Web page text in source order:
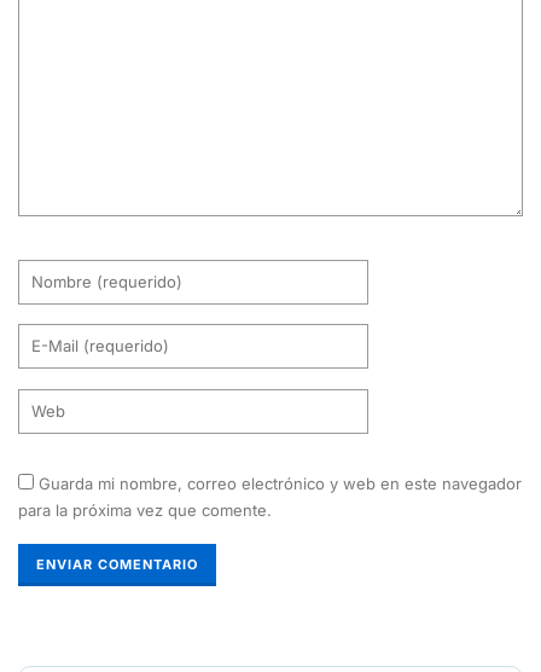
Guarda mi nombre, correo electrónico y web en este navegador
para la próxima vez que comente.